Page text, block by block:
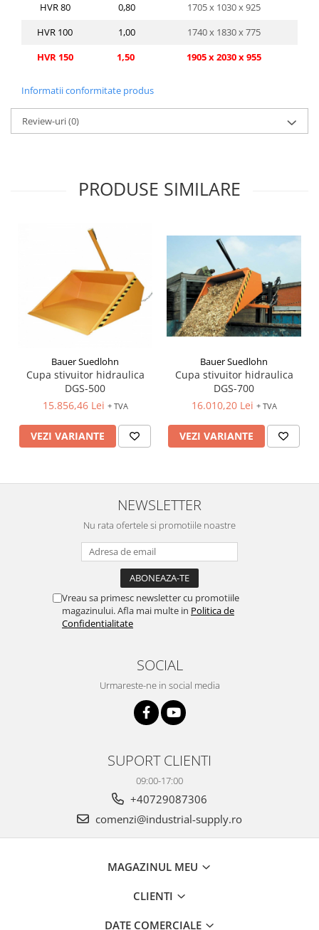
HVR 80
0,80 1705 x 1030 x 925
HVR 100
1,00 1740 x 1830 x 775
HVR 150
1,50 1905 x 2030 x 955
Informatii conformitate produs
Review-uri(0)
PRODUSE SIMILARE
Bauer Suedlohn
Cupa stivuitor hidraulica
DGS-500
15.856,46 Lei + TVA
VEZI VARIANTE
Bauer Suedlohn
Cupa stivuitor hidraulica
DGS-700
16.010,20 Lei + TVA
VEZI VARIANTE
NEWSLETTER
Nu rata ofertele si promotiile noastre
Vreau sa primesc newsletter cu promotiile
magazinului. Afla mai multe in Politica de
Confidentialitate
SOCIAL
Urmareste-ne in social media
SUPORT CLIENTI
09:00-17:00
+40729087306
comenzi@industrial-supply.ro
MAGAZINUL MEU
CLIENTI
DATE COMERCIALE